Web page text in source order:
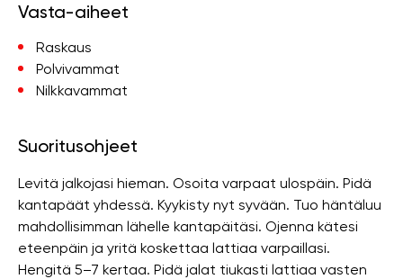
Vasta-aiheet
Raskaus
Polvivammat
Nilkkavammat
Suoritusohjeet
Levitä jalkojasi hieman. Osoita varpaat ulospäin. Pidä
kantapäät yhdessä. Kyykisty nyt syvään. Tuo häntäluu
mahdollisimman lähelle kantapäitäsi. Ojenna kätesi
eteenpäin ja yritä koskettaa lattiaa varpaillasi.
Hengitä 5–7 kertaa. Pidä jalat tiukasti lattiaa vasten